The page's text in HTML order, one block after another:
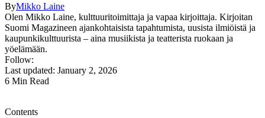
ByMikko Laine
Olen Mikko Laine, kulttuuritoimittaja ja vapaa kirjoittaja. Kirjoitan
Suomi Magazineen ajankohtaisista tapahtumista, uusista ilmiöistä ja
kaupunkikulttuurista – aina musiikista ja teatterista ruokaan ja
yöelämään.
Follow:
Last updated: January 2, 2026
6 Min Read
Contents